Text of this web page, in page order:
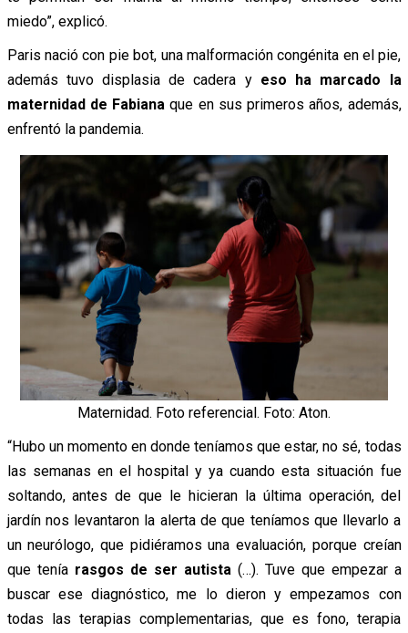
miedo”, explicó.
Paris nació con pie bot, una malformación congénita en el pie,
además tuvo displasia de cadera y eso ha marcado la
maternidad de Fabiana que en sus primeros años, además,
enfrentó la pandemia.
Maternidad. Foto referencial. Foto: Aton.
“Hubo un momento en donde teníamos que estar, no sé, todas
las semanas en el hospital y ya cuando esta situación fue
soltando, antes de que le hicieran la última operación, del
jardín nos levantaron la alerta de que teníamos que llevarlo a
un neurólogo, que pidiéramos una evaluación, porque creían
que teníarasgos de ser autista(…). Tuve que empezar a
buscar ese diagnóstico, me lo dieron y empezamos con
todas las terapias complementarias, que es fono, terapia